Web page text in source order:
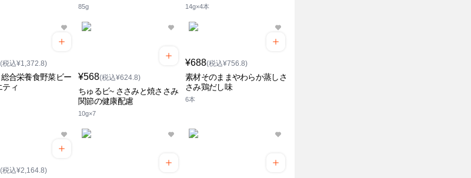
85g 14g×4本
(税込¥1,372.8)
合栄養食野菜ビー
ティ
¥568(税込¥624.8)
ちゅるビ~ ささみと焼ささみ
関節の健康配慮
10g×7
¥688(税込¥756.8)
素材そのままやわらか蒸しさ
さみ鶏だし味
6本
(税込¥2,164.8)